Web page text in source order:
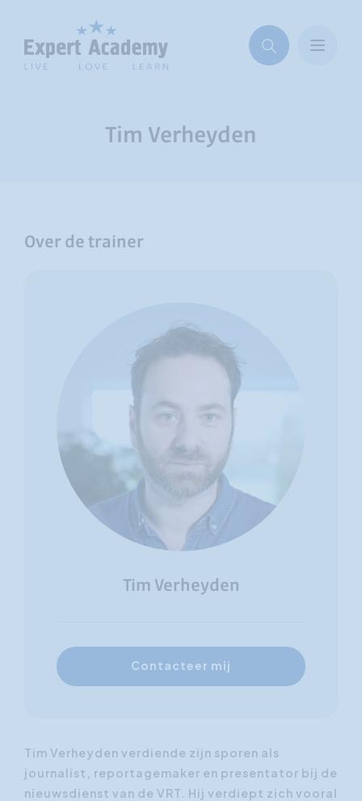
Tim Verheyden
Over de trainer
Tim Verheyden
Contacteer mij
Tim Verheyden verdiende zijn sporen als
journalist, reportagemaker en presentator bij de
nieuwsdienst van de VRT. Hij verdiept zich vooral